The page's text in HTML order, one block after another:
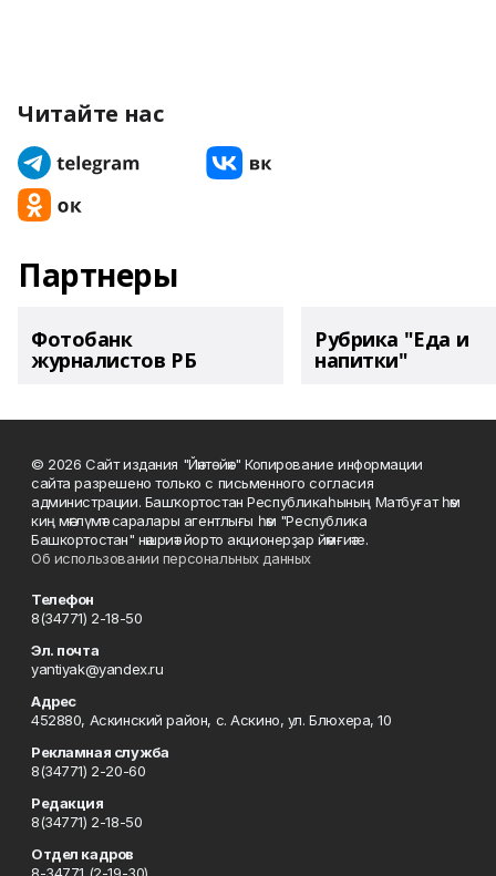
Читайте нас
Партнеры
Фотобанк
журналистов РБ
Рубрика "Еда и
напитки"
© 2026 Сайт издания "Йәнтөйәк" Копирование информации
сайта разрешено только с письменного согласия
администрации. Башҡортостан Республикаһының Матбуғат һәм
киң мәғлүмәт саралары агентлығы һәм "Республика
Башкортостан" нәшриәт йорто акционерҙар йәмғиәте.
Об использовании персональных данных
Телефон
8(34771) 2-18-50
Эл. почта
yantiyak@yandex.ru
Адрес
452880, Аскинский район, с. Аскино, ул. Блюхера, 10
Рекламная служба
8(34771) 2-20-60
Редакция
8(34771) 2-18-50
Отдел кадров